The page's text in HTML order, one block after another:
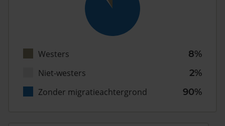
Westers
8%
Niet-westers
2%
Zonder migratieachtergrond
90%